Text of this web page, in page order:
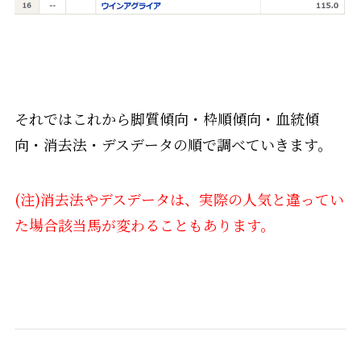
それではこれから脚質傾向・枠順傾向・血統傾
向・消去法・デスデータの順で調べていきます。
(注)消去法やデスデータは、実際の人気と違ってい
た場合該当馬が変わることもあります。